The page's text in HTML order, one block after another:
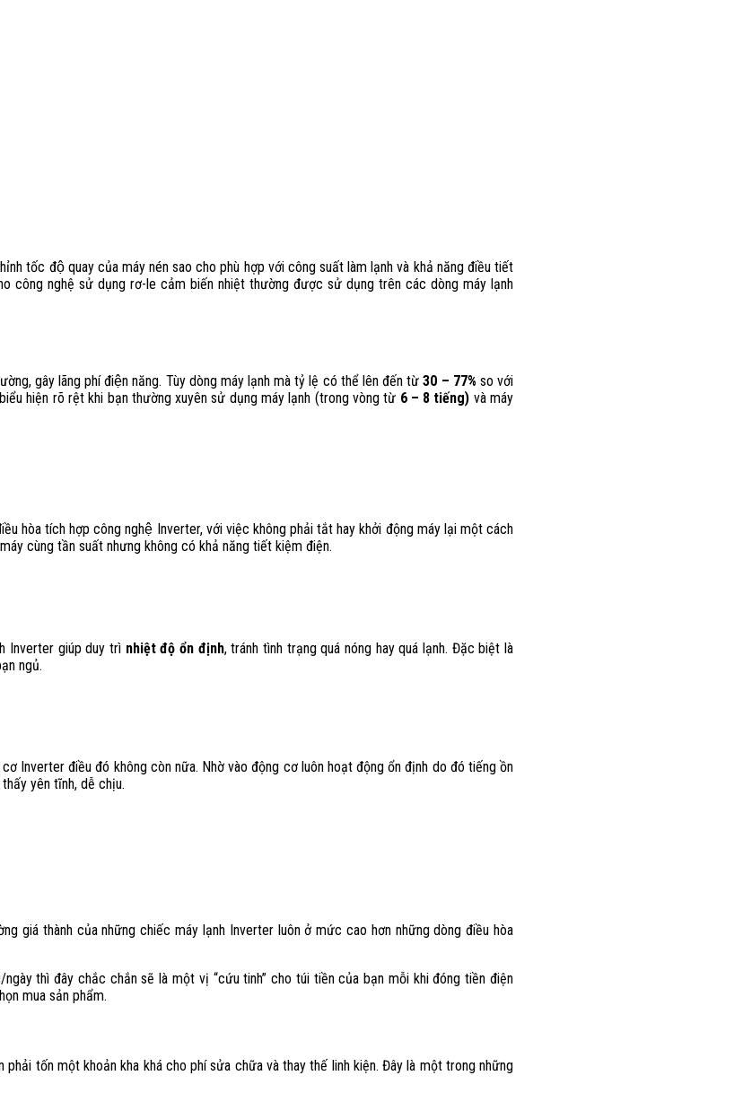
tốc độ quay của máy nén sao cho phù hợp với công suất làm lạnh và khả năng điều tiết
công nghệ sử dụng rơ-le cảm biến nhiệt thường được sử dụng trên các dòng máy lạnh
gây lãng phí điện năng. Tùy dòng máy lạnh mà tỷ lệ có thể lên đến từ30 – 77% so với
hiện rõ rệt khi bạn thường xuyên sử dụng máy lạnh (trong vòng từ 6 – 8 tiếng) và máy
hòa tích hợp công nghệ Inverter, với việc không phải tắt hay khởi động máy lại một cách
cùng tần suất nhưng không có khả năng tiết kiệm điện.
Inverter giúp duy trì nhiệt độ ổn định, tránh tình trạng quá nóng hay quá lạnh. Đặc biệt là
ngủ.
Inverter điều đó không còn nữa. Nhờ vào động cơ luôn hoạt động ổn định do đó tiếng ồn
yên tĩnh, dễ chịu.
giá thành của những chiếc máy lạnh Inverter luôn ở mức cao hơn những dòng điều hòa
thì đây chắc chắn sẽ là một vị “cứu tinh” cho túi tiền của bạn mỗi khi đóng tiền điện
mua sản phẩm.
phải tốn một khoản kha khá cho phí sửa chữa và thay thế linh kiện. Đây là một trong những